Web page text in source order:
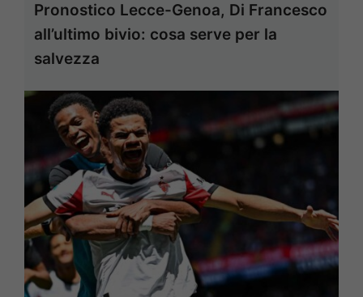
Pronostico Lecce-Genoa, Di Francesco
all’ultimo bivio: cosa serve per la
salvezza